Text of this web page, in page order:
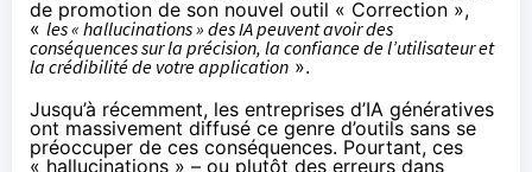
de promotion de son nouvel outil « Correction »,
« les « hallucinations » des IA peuvent avoir des
conséquences sur la précision, la confiance de l’utilisateur et
la crédibilité de votre application ».
Jusqu’à récemment, les entreprises d’IA génératives
ont massivement diffusé ce genre d’outils sans se
préoccuper de ces conséquences. Pourtant, ces
« hallucinations » – ou plutôt des erreurs dans